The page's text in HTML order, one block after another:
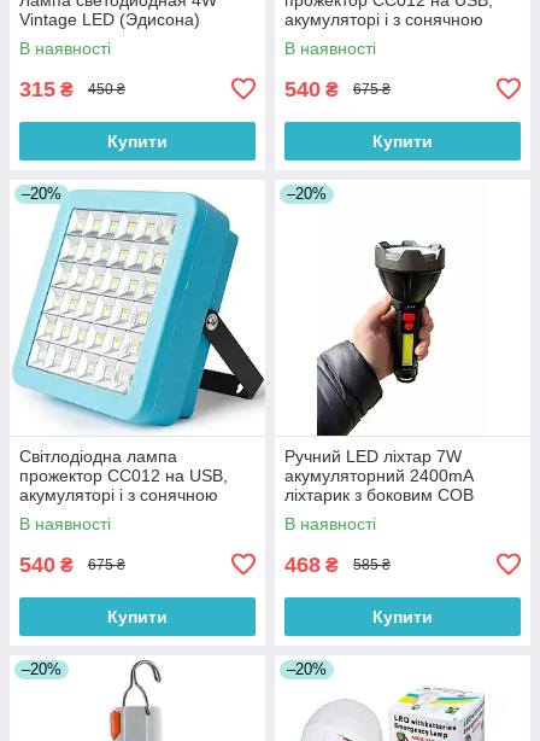
Vintage LED (Эдисона)
В наявності
315 ₴ 450 ₴
Купити
акумуляторі і з сонячною
панеллю 100 Вт, оранжева
В наявності
540 ₴ 675 ₴
Купити
–20%
Світлодіодна лампа
прожектор СС012 на USB,
акумуляторі і з сонячною
панеллю 100 Вт,
В наявності
540 ₴ 675 ₴
Купити
–20%
Ручний LED ліхтар 7W
акумуляторний 2400mA
ліхтарик з боковим COB
світильником USB зарядка
Gold Silver GS-845
В наявності
468 ₴ 585 ₴
Купити
–20% –20%